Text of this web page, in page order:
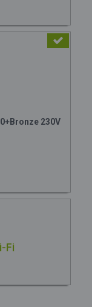
230V
Fi